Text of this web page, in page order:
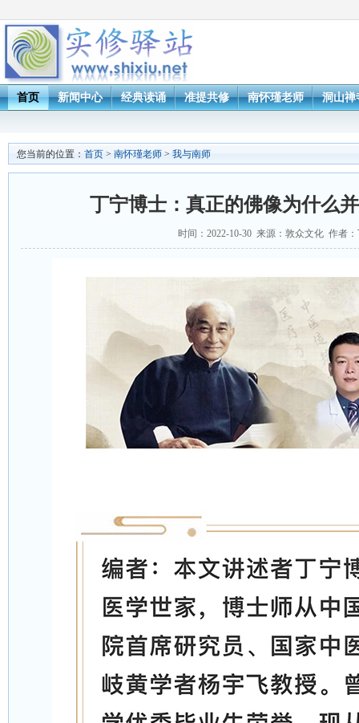
首页 新闻中心 经典读诵 准提共修 南怀瑾老师 洞山禅
您当前的位置： 首页 > 南怀瑾老师 > 我与南师
丁宁博士：真正的佛像为什么
时间：2022-10-30 来源：敦众文化 作者